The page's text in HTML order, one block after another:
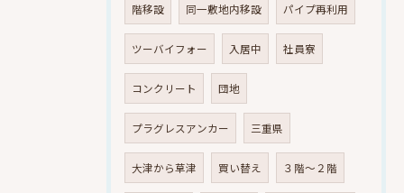
階移設 同一敷地内移設 パイプ再利用
ツーバイフォー 入居中 社員寮
コンクリート 団地
プラグレスアンカー 三重県
大津から草津 買い替え ３階～２階